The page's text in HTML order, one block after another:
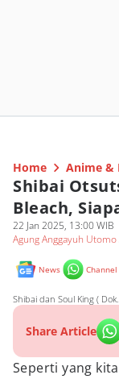
Home Anime &
Shibai
Bleach,
22 Jan 2025, 13:00 WIB
Agung Anggayuh
News Channel
Shibai dan Soul King (
Share Article
Seperti yang